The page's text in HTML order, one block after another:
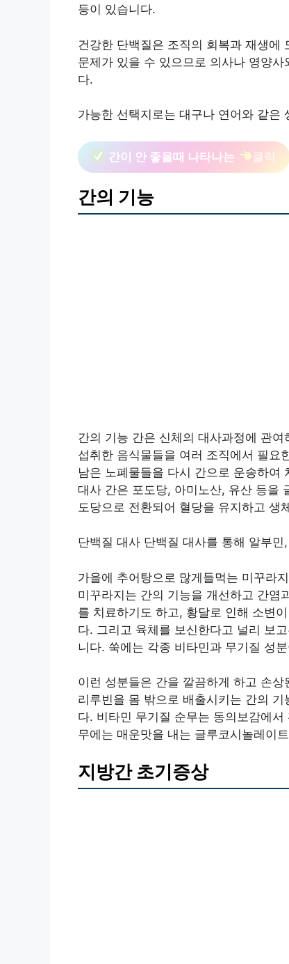
등이 있습니다.
건강한 단백질은 조직의 회복과 재생에
문제가 있을 수 있으므로 의사나 영양
다.
가능한 선택지로는 대구나 연어와 같은
간이 안 좋을때 나타나는 클릭
간의 기능
간의 기능 간은 신체의 대사과정에 관
섭취한 음식물들을 여러 조직에서 필요
남은 노폐물들을 다시 간으로 운송하여
대사 간은 포도당, 아미노산, 유산 등을
도당으로 전환되어 혈당을 유지하고 생
단백질 대사 단백질 대사를 통해 알부
가을에 추어탕으로 많게들먹는 미꾸라
미꾸라지는 간의 기능을 개선하고 간염
를 치료하기도 하고, 황달로 인해 소변
다. 그리고 육체를 보신한다고 널리 보
니다. 쑥에는 각종 비타민과 무기질 성
이런 성분들은 간을 깔끔하게 하고 손
리루빈을 몸 밖으로 배출시키는 간의
다. 비타민 무기질 순무는 동의보감에
무에는 매운맛을 내는 글루코시놀레이
지방간 초기증상